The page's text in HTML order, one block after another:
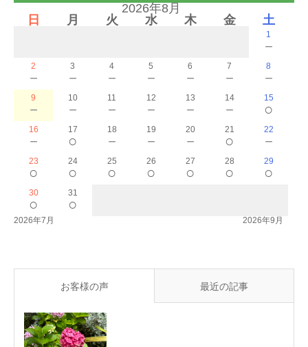
2026年8月
日
月 火 水 木 金 土
1
－
2
－
3
－
4
－
5
－
6
－
7
－
8
－
9
－
10
－
11
－
12
－
13
－
14
－
15
○
16
－
17
○
18
－
19
－
20
－
21
○
22
－
23
○
24
○
25
○
26
○
27
○
28
○
29
○
30
○
31
○
2026年7月 2026年9月
お客様の声 最近の記事